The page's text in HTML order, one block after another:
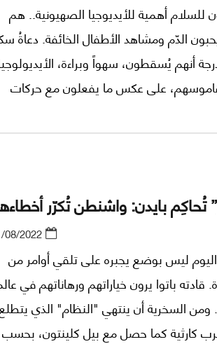
للسلام أهمية للأيديوجيا الصهيونية.. هم
الدّم ومشاهد الأطفال الخائفة. دعاةُ
أنهم يُسقطون، سهواً وبراءة،
على عكس ما يفعلون مع حركات
تُحاكِم بايدن: واشنطن تُكرّر
08/2022
ليس بوضع يجبره على تلقي أوامر من
قادته باتوا يرون خياراتهم ورهاناتهم في
السخرية أن ينتهي "النظام" الذي
كارثية كما حصل مع بيل كلينتون، بحسب